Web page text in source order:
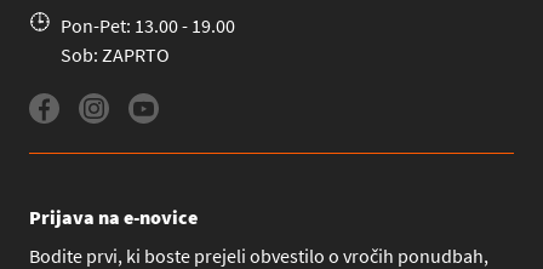
Pon-Pet: 13.00 - 19.00
Sob: ZAPRTO
Prijava na e-novice
Bodite prvi, ki boste prejeli obvestilo o vročih ponudbah,